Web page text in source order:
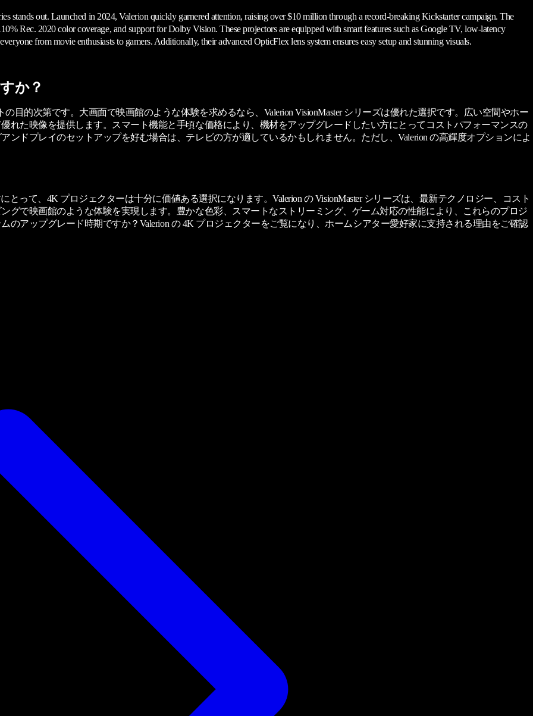
stands out. Launched in 2024, Valerion quickly garnered attention, raising over $10 million through a record-breaking Kickstarter campaign. The
Rec. 2020 color coverage, and support for Dolby Vision. These projectors are equipped with smart features such as Google TV, low-latency
from movie enthusiasts to gamers. Additionally, their advanced OpticFlex lens system ensures easy setup and stunning visuals.
か？
目的次第です。大画面で映画館のような体験を求めるなら、Valerion VisionMaster シリーズは優れた選択です。広い空間やホー
れた映像を提供します。スマート機能と手頃な価格により、機材をアップグレードしたい方にとってコストパフォーマンスの
ドプレイのセットアップを好む場合は、テレビの方が適しているかもしれません。ただし、Valerion の高輝度オプションによ
って、4K プロジェクターは十分に価値ある選択になります。Valerion の VisionMaster シリーズは、最新テクノロジー、コスト
グで映画館のような体験を実現します。豊かな色彩、スマートなストリーミング、ゲーム対応の性能により、これらのプロジ
のアップグレード時期ですか？Valerion の 4K プロジェクターをご覧になり、ホームシアター愛好家に支持される理由をご確認